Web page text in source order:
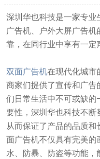
深圳华也科技是一家专
广告机、户外大屏广告
靠，在同行业中享有一定
双面广告机在现代化城市
商家们提供了宣传和广告
们日常生活中不可或缺
要性，深圳华也科技不断
从而保证了产品的品质
面广告机不仅具有完美
水、防暴、防盗等功能